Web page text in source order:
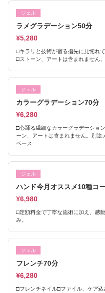
ジェル
ラメグラデーション50分
¥5,280
□キラリと技術が宿る指先に見惚れ
□ストーン、アートは含まれません
ジェル
カラーグラデーション70分
¥6,280
□心踊る繊細なカラーグラデーショ
ーン、アートは含まれません。別
ベース
ジェル
ハンド今月オススメ10種コ
¥6,980
□定額料金で丁寧な施術に加え、感
み。
ジェル
フレンチ70分
¥6,280
□フレンチネイル□ファイル、ケア